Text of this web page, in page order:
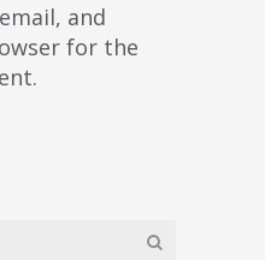
and
for the